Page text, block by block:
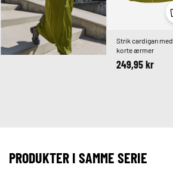
Strik cardigan med
korte ærmer
249,95 kr
PRODUKTER I SAMME SERIE